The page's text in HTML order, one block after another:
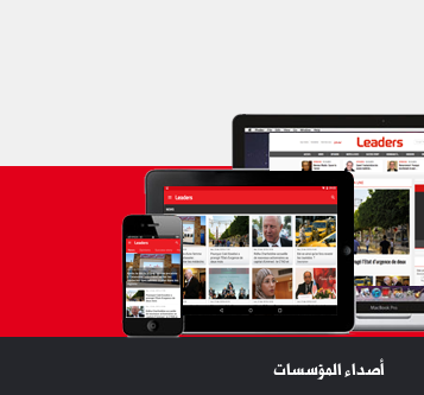
أصداء المؤسسات